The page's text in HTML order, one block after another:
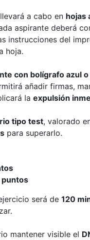
a cabo en hojas
aspirante deberá
instrucciones del
hoja.
con bolígrafo azul
añadir firmas,
la expulsión
tipo test, valorado
para superarlo.
será de 120
mantener visible el